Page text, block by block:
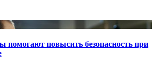
помогают повысить безопасность при